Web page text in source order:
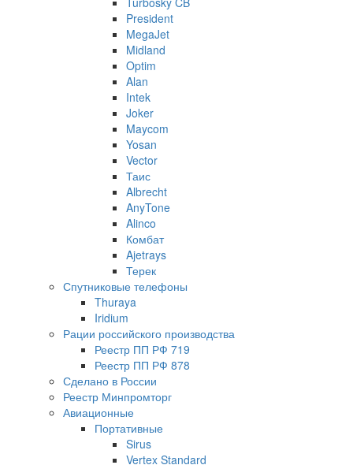
President
MegaJet
Midland
Optim
Alan
Intek
Joker
Maycom
Yosan
Vector
Таис
Albrecht
AnyTone
Alinco
Комбат
Ajetrays
Терек
Спутниковые телефоны
Thuraya
Iridium
Рации российского производства
Реестр ПП РФ 719
Реестр ПП РФ 878
Сделано в России
Реестр Минпромторг
Авиационные
Портативные
Sirus
Vertex Standard